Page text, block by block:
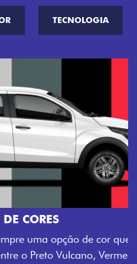
TECNOLOGIA
opção de cor que é a
Vulcano, Vermelho